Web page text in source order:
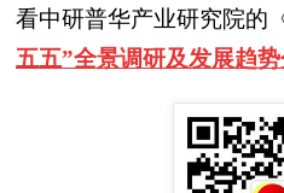
看中研普华产业研究院的
五五”全景调研及发展趋